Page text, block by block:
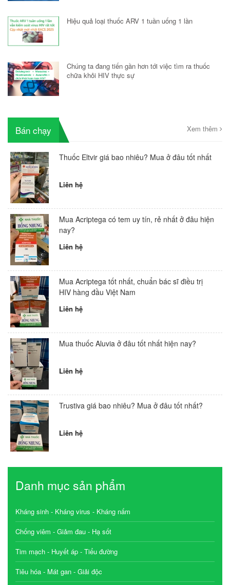
Hiệu quả loại thuốc ARV 1 tuần uống 1 lần
Chúng ta đang tiến gần hơn tới việc tìm ra thuốc
chữa khỏi HIV thực sự
Bán chạy Xem thêm
Thuốc Eltvir giá bao nhiêu? Mua ở đâu tốt nhất
Liên hệ
Mua Acriptega có tem uy tín, rẻ nhất ở đâu hiện
nay?
Liên hệ
Mua Acriptega tốt nhất, chuẩn bác sĩ điều trị
HIV hàng đầu Việt Nam
Liên hệ
Mua thuốc Aluvia ở đâu tốt nhất hiện nay?
Liên hệ
Trustiva giá bao nhiêu? Mua ở đâu tốt nhất?
Liên hệ
Danh mục sản phẩm
Kháng sinh - Kháng virus - Kháng nấm
Chống viêm - Giảm đau - Hạ sốt
Tim mạch - Huyết áp - Tiểu đường
Tiêu hóa - Mát gan - Giải độc